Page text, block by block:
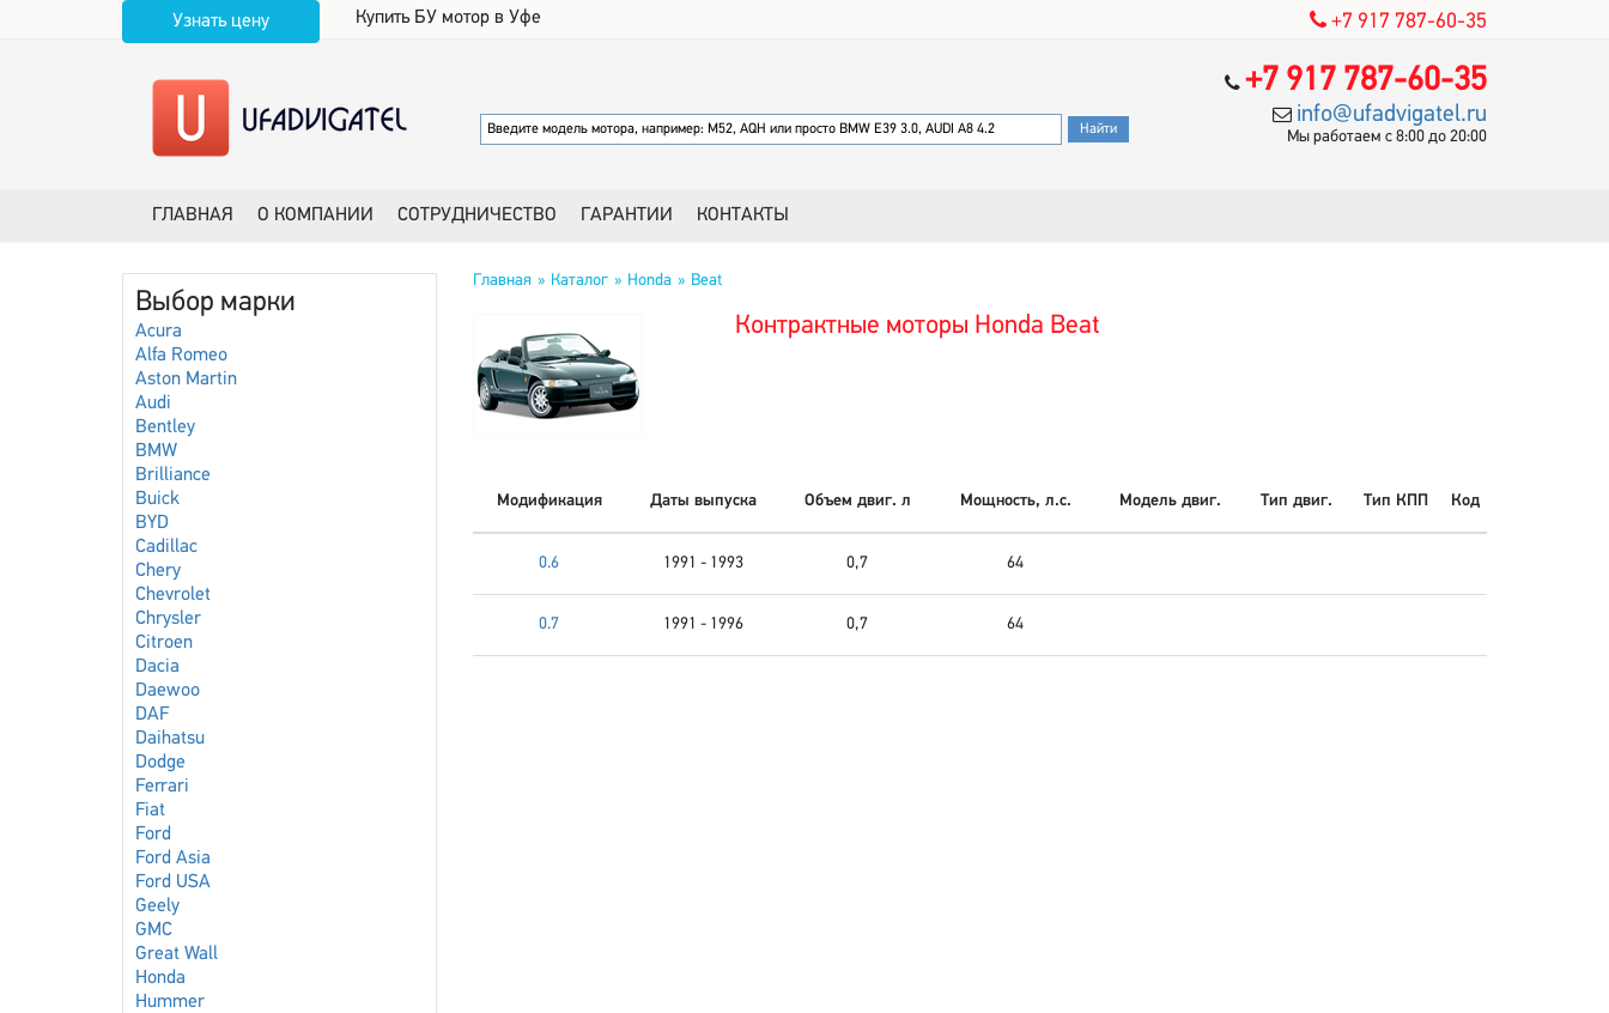
Узнать цену Купить БУ мотор в Уфе +7 917 787-60-35
+7 917 787-60-35
info@ufadvigatel.ru
Мы работаем с 8:00 до 20:00
ГЛАВНАЯ О КОМПАНИИ СОТРУДНИЧЕСТВО ГАРАНТИИ КОНТАКТЫ
Выбор марки
Acura
Alfa Romeo
Aston Martin
Audi
Bentley
BMW
Brilliance
Buick
BYD
Cadillac
Chery
Chevrolet
Chrysler
Citroen
Dacia
Daewoo
DAF
Daihatsu
Dodge
Ferrari
Fiat
Ford
Ford Asia
Ford USA
Geely
GMC
Great Wall
Honda
Hummer
Главная Каталог Honda Beat
Контрактные моторы Honda Beat
Модификация Даты выпуска Объем двиг. л Мощность, л.с. Модель двиг. Тип двиг. Тип КПП Код
0.6 1991 - 1993 0,7 64
0.7 1991 - 1996 0,7 64